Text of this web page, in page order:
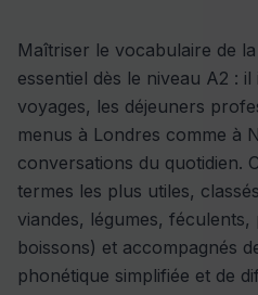
Maîtriser le vocabulaire de
essentiel dès le niveau A2 :
voyages, les déjeuners
menus à Londres comme à
conversations du quotidien.
termes les plus utiles,
viandes, légumes, féculents,
boissons) et accompagnés
phonétique simplifiée et de